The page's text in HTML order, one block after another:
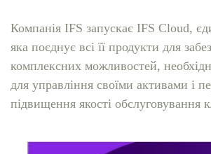
Компанія IFS запускає IFS Cloud,
яка поєднує всі її продукти для
комплексних можливостей,
для управління своїми активами і
підвищення якості обслуговування